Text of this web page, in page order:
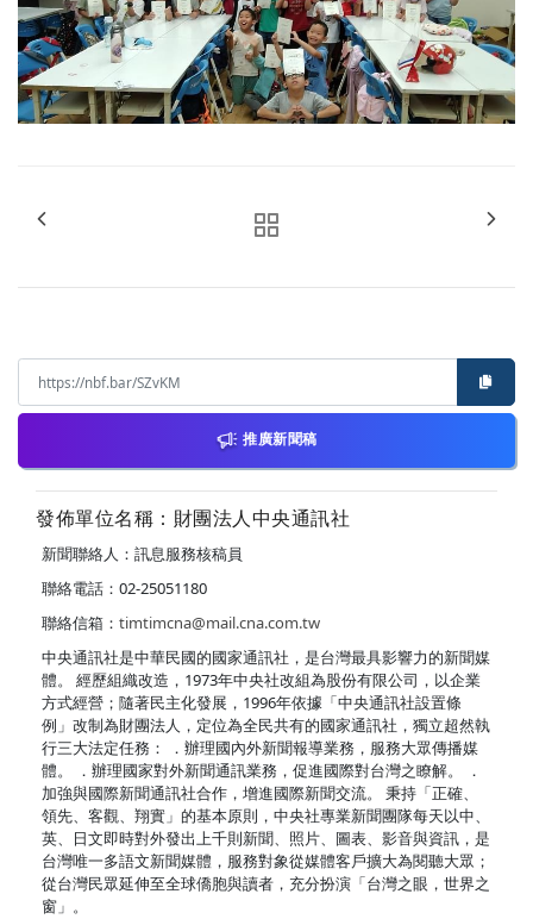
推廣新聞稿
發佈單位名稱：財團法人中央通訊社
新聞聯絡人：訊息服務核稿員
聯絡電話：02-25051180
聯絡信箱： timtimcna@mail.cna.com.tw
中央通訊社是中華民國的國家通訊社，是台灣最具影響力的新聞媒
體。 經歷組織改造，1973年中央社改組為股份有限公司，以企業
方式經營；隨著民主化發展，1996年依據「中央通訊社設置條
例」改制為財團法人，定位為全民共有的國家通訊社，獨立超然執
行三大法定任務： ．辦理國內外新聞報導業務，服務大眾傳播媒
體。 ．辦理國家對外新聞通訊業務，促進國際對台灣之瞭解。 ．
加強與國際新聞通訊社合作，增進國際新聞交流。 秉持「正確、
領先、客觀、翔實」的基本原則，中央社專業新聞團隊每天以中、
英、日文即時對外發出上千則新聞、照片、圖表、影音與資訊，是
台灣唯一多語文新聞媒體，服務對象從媒體客戶擴大為閱聽大眾；
從台灣民眾延伸至全球僑胞與讀者，充分扮演「台灣之眼，世界之
窗」。